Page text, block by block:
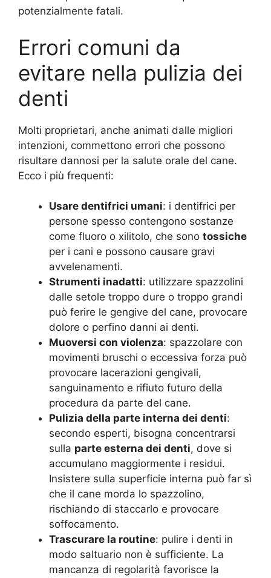
potenzialmente fatali.
Errori comuni da
evitare nella pulizia dei
denti
Molti proprietari, anche animati dalle migliori
intenzioni, commettono errori che possono
risultare dannosi per la salute orale del cane.
Ecco i più frequenti:
Usare dentifrici umani: i dentifrici per
persone spesso contengono sostanze
come fluoro o xilitolo, che sono tossiche
per i cani e possono causare gravi
avvelenamenti.
Strumenti inadatti: utilizzare spazzolini
dalle setole troppo dure o troppo grandi
può ferire le gengive del cane, provocare
dolore o perfino danni ai denti.
Muoversi con violenza: spazzolare con
movimenti bruschi o eccessiva forza può
provocare lacerazioni gengivali,
sanguinamento e rifiuto futuro della
procedura da parte del cane.
Pulizia della parte interna dei denti:
secondo esperti, bisogna concentrarsi
sulla parte esterna dei denti, dove si
accumulano maggiormente i residui.
Insistere sulla superficie interna può far sì
che il cane morda lo spazzolino,
rischiando di staccarlo e provocare
soffocamento.
Trascurare la routine: pulire i denti in
modo saltuario non è sufficiente. La
mancanza di regolarità favorisce la